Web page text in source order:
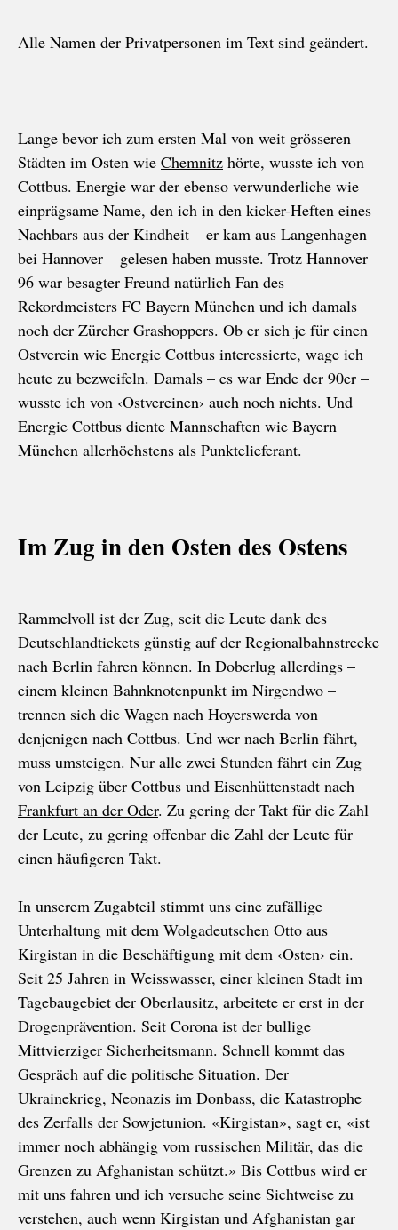
Alle Namen der Privatpersonen im Text sind geändert.
Lange bevor ich zum ersten Mal von weit grösseren
Städten im Osten wie Chemnitz hörte, wusste ich von
Cottbus. Energie war der ebenso verwunderliche wie
einprägsame Name, den ich in den kicker-Heften eines
Nachbars aus der Kindheit – er kam aus Langenhagen
bei Hannover – gelesen haben musste. Trotz Hannover
96 war besagter Freund natürlich Fan des
Rekordmeisters FC Bayern München und ich damals
noch der Zürcher Grashoppers. Ob er sich je für einen
Ostverein wie Energie Cottbus interessierte, wage ich
heute zu bezweifeln. Damals – es war Ende der 90er –
wusste ich von ‹Ostvereinen› auch noch nichts. Und
Energie Cottbus diente Mannschaften wie Bayern
München allerhöchstens als Punktelieferant.
Im Zug in den Osten des Ostens
Rammelvoll ist der Zug, seit die Leute dank des
Deutschlandtickets günstig auf der Regionalbahnstrecke
nach Berlin fahren können. In Doberlug allerdings –
einem kleinen Bahnknotenpunkt im Nirgendwo –
trennen sich die Wagen nach Hoyerswerda von
denjenigen nach Cottbus. Und wer nach Berlin fährt,
muss umsteigen. Nur alle zwei Stunden fährt ein Zug
von Leipzig über Cottbus und Eisenhüttenstadt nach
Frankfurt an der Oder. Zu gering der Takt für die Zahl
der Leute, zu gering offenbar die Zahl der Leute für
einen häufigeren Takt.
In unserem Zugabteil stimmt uns eine zufällige
Unterhaltung mit dem Wolgadeutschen Otto aus
Kirgistan in die Beschäftigung mit dem ‹Osten› ein.
Seit 25 Jahren in Weisswasser, einer kleinen Stadt im
Tagebaugebiet der Oberlausitz, arbeitete er erst in der
Drogenprävention. Seit Corona ist der bullige
Mittvierziger Sicherheitsmann. Schnell kommt das
Gespräch auf die politische Situation. Der
Ukrainekrieg, Neonazis im Donbass, die Katastrophe
des Zerfalls der Sowjetunion. «Kirgistan», sagt er, «ist
immer noch abhängig vom russischen Militär, das die
Grenzen zu Afghanistan schützt.» Bis Cottbus wird er
mit uns fahren und ich versuche seine Sichtweise zu
verstehen, auch wenn Kirgistan und Afghanistan gar